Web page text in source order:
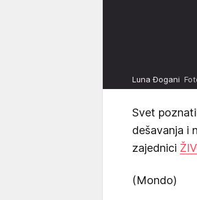
Luna Đogani
Svet
dešavanja i
zajednici
(Mondo)